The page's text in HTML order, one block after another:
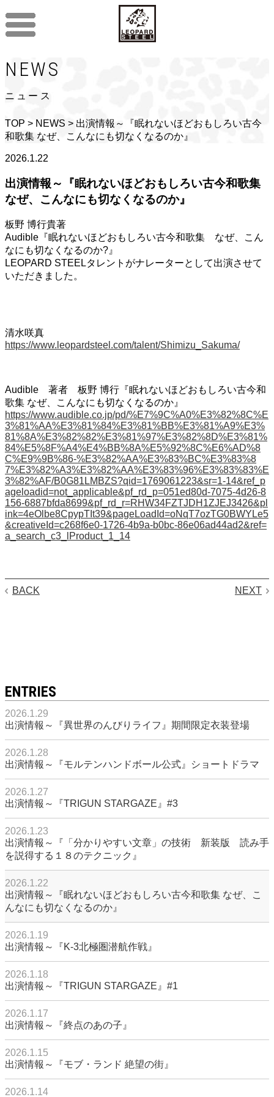
NEWS
ニュース
TOP > NEWS > 出演情報～『眠れないほどおもしろい古今
和歌集 なぜ、こんなにも切なくなるのか』
2026.1.22
出演情報～『眠れないほどおもしろい古今和歌集
なぜ、こんなにも切なくなるのか』
板野 博行貴著
Audible『眠れないほどおもしろい古今和歌集 なぜ、こん
なにも切なくなるのか?』
LEOPARD STEELタレントがナレーターとして出演させて
いただきました。
清水咲真
https://www.leopardsteel.com/talent/Shimizu_Sakuma/
Audible 著者 板野 博行『眠れないほどおもしろい古今和
歌集 なぜ、こんなにも切なくなるのか』
https://www.audible.co.jp/pd/%E7%9C%A0%E3%82%8C%E
3%81%AA%E3%81%84%E3%81%BB%E3%81%A9%E3%
81%8A%E3%82%82%E3%81%97%E3%82%8D%E3%81%
84%E5%8F%A4%E4%BB%8A%E5%92%8C%E6%AD%8
C%E9%9B%86-%E3%82%AA%E3%83%BC%E3%83%8
7%E3%82%A3%E3%82%AA%E3%83%96%E3%83%83%E
3%82%AF/B0G81LMBZS?qid=1769061223&sr=1-14&ref_p
ageloadid=not_applicable&pf_rd_p=051ed80d-7075-4d26-8
156-6887bfda8699&pf_rd_r=RHW34FZTJDH1ZJEJ3426&pl
ink=4eOlbe8CpypTIt39&pageLoadId=oNqT7ozTG0BWYLe5
&creativeId=c268f6e0-1726-4b9a-b0bc-86e06ad44ad2&ref=
a_search_c3_lProduct_1_14
NEXT
BACK
ENTRIES
2026.1.29
出演情報～『異世界のんびりライフ』期間限定衣装登場
2026.1.28
出演情報～『モルテンハンドボール公式』ショートドラマ
2026.1.27
出演情報～『TRIGUN STARGAZE』#3
2026.1.23
出演情報～『「分かりやすい文章」の技術 新装版 読み手
を説得する１８のテクニック』
2026.1.22
出演情報～『眠れないほどおもしろい古今和歌集 なぜ、こ
んなにも切なくなるのか』
2026.1.19
出演情報～『K-3北極圏潜航作戦』
2026.1.18
出演情報～『TRIGUN STARGAZE』#1
2026.1.17
出演情報～『終点のあの子』
2026.1.15
出演情報～『モブ・ランド 絶望の街』
2026.1.14